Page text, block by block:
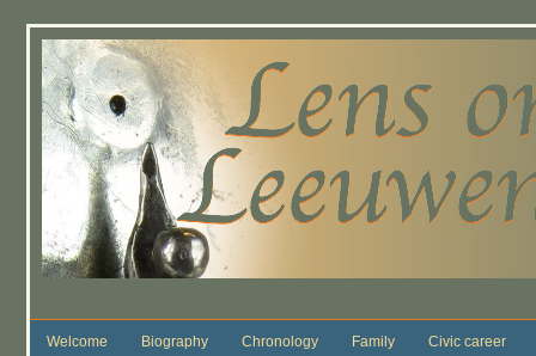
Welcome Biography Chronology Family Civic career